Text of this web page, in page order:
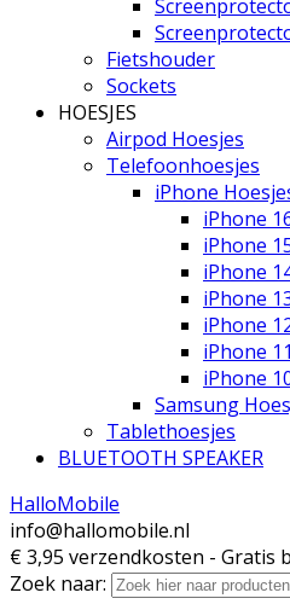
Fietshouder
Sockets
HOESJES
Airpod Hoesjes
Telefoonhoesjes
iPhone
iPhone
iPhone
iPhone
iPhone
iPhone
iPhone 11
iPhone
Samsung
Tablethoesjes
BLUETOOTH SPEAKER
HalloMobile
info@hallomobile.nl
€ 3,95 verzendkosten - Gratis
Zoek naar: